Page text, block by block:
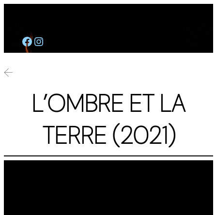
contenu
Facebook https://www.instagram.com/albalucera/
←
L’OMBRE ET LA
TERRE (2021)